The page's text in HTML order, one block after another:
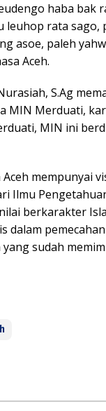
haba bak
rata sago,
asoe, paleh
Aceh.
S.Ag
MIN Merduati,
MIN ini
mempunyai
Ilmu
berkarakter
sudah